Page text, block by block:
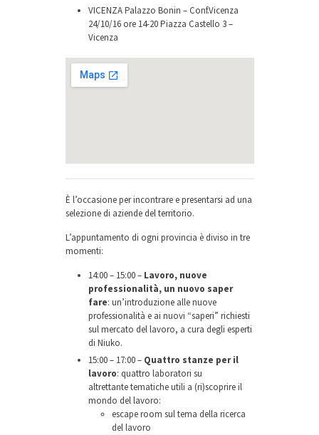
VICENZA Palazzo Bonin – Conf.Vicenza
24/10/16 ore 14-20 Piazza Castello 3 –
Vicenza
È l’occasione per incontrare e presentarsi ad una
selezione di aziende del territorio.
L’appuntamento di ogni provincia è diviso in tre
momenti:
14:00 – 15:00 – Lavoro, nuove
professionalità, un nuovo saper
fare: un’introduzione alle nuove
professionalità e ai nuovi “saperi” richiesti
sul mercato del lavoro, a cura degli esperti
di Niuko.
15:00 – 17:00 – Quattro stanze per il
lavoro: quattro laboratori su
altrettante tematiche utili a (ri)scoprire il
mondo del lavoro:
escape room sul tema della ricerca
del lavoro